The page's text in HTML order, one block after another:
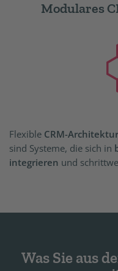
Modulares
Flexible CRM-
sind Systeme, die sich in
integrieren und
Was Sie aus